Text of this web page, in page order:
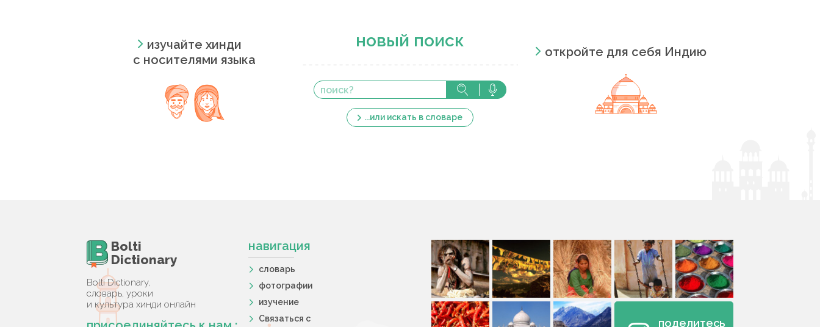
изучайте хинди
с носителями языка
новый поиск
...или искать в словаре
откройте для себя Индию
Bolti
Dictionary
Bolti Dictionary,
словарь, уроки
и культура хинди онлайн
навигация
словарь
фотографии
изучение
Связаться с
поделитесь